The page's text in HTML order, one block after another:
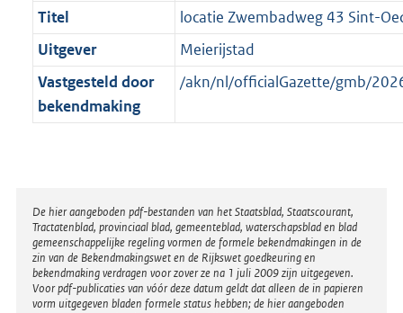
Titel
locatie Zwembadweg 43 Sint-
Uitgever
Meierijstad
Vastgesteld door
bekendmaking
/akn/nl/officialGazette/gmb/
Disclaimer
De hier aangeboden pdf-bestanden van het Staatsblad, Staatscourant,
Tractatenblad, provinciaal blad, gemeenteblad, waterschapsblad en blad
gemeenschappelijke regeling vormen de formele bekendmakingen in de
zin van de Bekendmakingswet en de Rijkswet goedkeuring en
bekendmaking verdragen voor zover ze na 1 juli 2009 zijn uitgegeven.
Voor pdf-publicaties van vóór deze datum geldt dat alleen de in papieren
vorm uitgegeven bladen formele status hebben; de hier aangeboden